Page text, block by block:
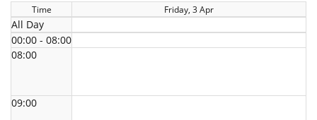
Time Friday, 3 Apr
All Day
00:00 - 08:00
08:00
09:00